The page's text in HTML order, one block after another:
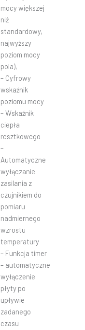
mocy większej
niż
standardowy,
najwyższy
poziom mocy
pola),
– Cyfrowy
wskaźnik
poziomu mocy
– Wskaźnik
ciepła
resztkowego
–
Automatyczne
wyłączanie
zasilania z
czujnikiem do
pomiaru
nadmiernego
wzrostu
temperatury
– Funkcja timer
– automatyczne
wyłączenie
płyty po
upływie
zadanego
czasu